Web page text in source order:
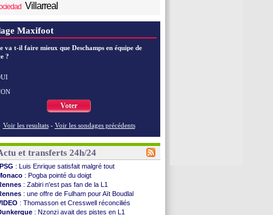
Villarreal
Maxifoot
va t-il faire mieux que Deschamps en équipe de
?
Voter
Voir les resultats - Voir les sondages précédents
et transferts 24h/24
PSG : Luis Enrique satisfait malgré tout
: Pogba pointé du doigt
: Zabiri n'est pas fan de la L1
: une offre de Fulham pour Aït Boudlal
: Thomasson et Cresswell réconciliés
: Nzonzi avait des pistes en L1